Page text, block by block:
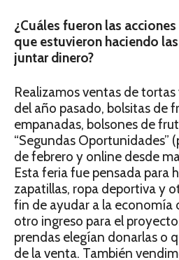
¿Cuáles fueron las
que estuvieron haciendo
juntar dinero?
Realizamos ventas de
del año pasado, bolsitas de
empanadas, bolsones de
“Segundas Oportunidades”
de febrero y online desde
Esta feria fue pensada para
zapatillas, ropa deportiva y
fin de ayudar a la economía
otro ingreso para el
prendas elegían donarlas o
de la venta. También